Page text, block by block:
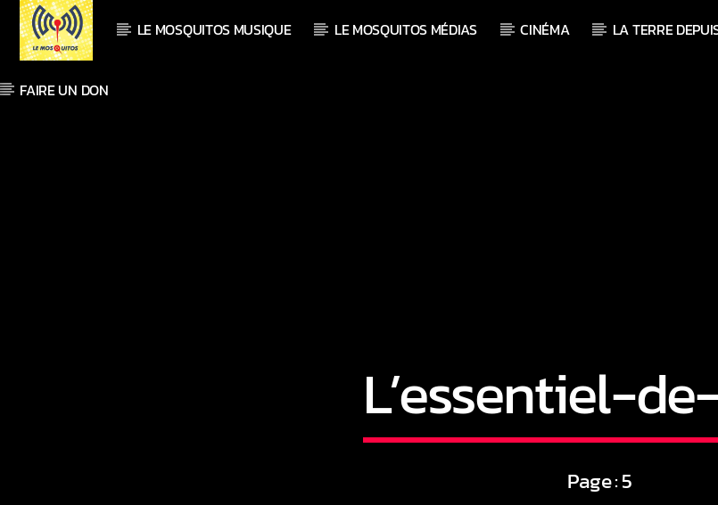
LE MOSQUITOS MUSIQUE LE MOSQUITOS MÉDIAS CINÉMA LA TERRE
FAIRE UN DON
L’essentiel-
Page : 5